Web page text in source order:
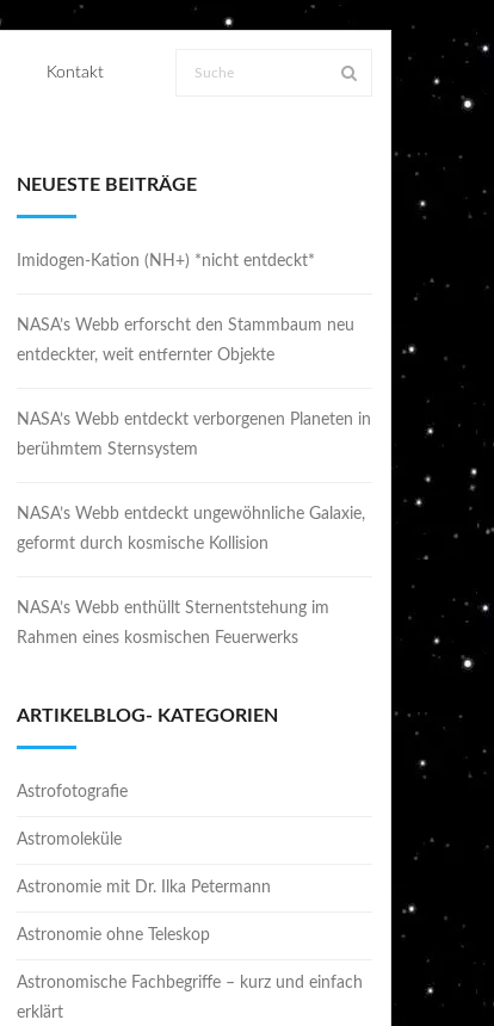
Kontakt
NEUESTE BEITRÄGE
Imidogen-Kation (NH+) *nicht entdeckt*
NASA’s Webb erforscht den Stammbaum neu
entdeckter, weit entfernter Objekte
NASA’s Webb entdeckt verborgenen Planeten in
berühmtem Sternsystem
NASA’s Webb entdeckt ungewöhnliche Galaxie,
geformt durch kosmische Kollision
NASA’s Webb enthüllt Sternentstehung im
Rahmen eines kosmischen Feuerwerks
ARTIKELBLOG- KATEGORIEN
Astrofotografie
Astromoleküle
Astronomie mit Dr. Ilka Petermann
Astronomie ohne Teleskop
Astronomische Fachbegriffe – kurz und einfach
erklärt